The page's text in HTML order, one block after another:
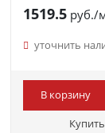
1519.5руб./
уточнить
В корзину